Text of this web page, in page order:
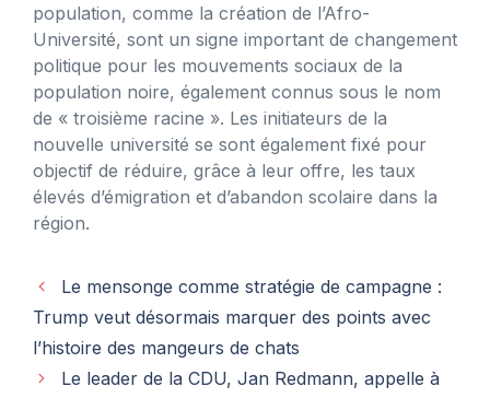
population, comme la création de l’Afro-
Université, sont un signe important de changement
politique pour les mouvements sociaux de la
population noire, également connus sous le nom
de « troisième racine ». Les initiateurs de la
nouvelle université se sont également fixé pour
objectif de réduire, grâce à leur offre, les taux
élevés d’émigration et d’abandon scolaire dans la
région.
Le mensonge comme stratégie de campagne :
Trump veut désormais marquer des points avec
l’histoire des mangeurs de chats
Le leader de la CDU, Jan Redmann, appelle à